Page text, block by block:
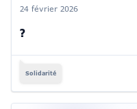
24 février 2026
?
Solidarité